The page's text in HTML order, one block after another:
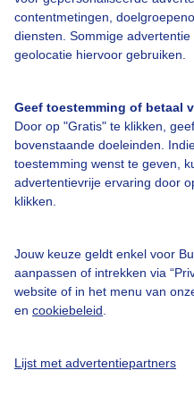
contentmetingen,
diensten. Sommige
geolocatie hiervoor gebruiken.
Geef toestemming of betaal
Door op "Gratis" te klikken,
bovenstaande doeleinden.
toestemming wenst te geven,
advertentievrije ervaring door
klikken.
Jouw keuze geldt enkel voor
aanpassen of intrekken via
website of in het menu van
en cookiebeleid
Lijst met advertentiepartners
Over Buienradar
Bedrijfsgegevens
Veelgestelde vragen
Contact
Toegankelijkheid
Adverteren
Buienradar Team
Privacy beleid